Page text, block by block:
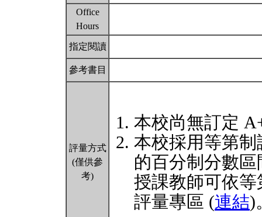
Office
Hours
指定閱讀
參考書目
評量方式
(僅供參
考)
本校尚無訂定
本校採用等第
的百分制分數
授課教師可依
評量專區 (連結)